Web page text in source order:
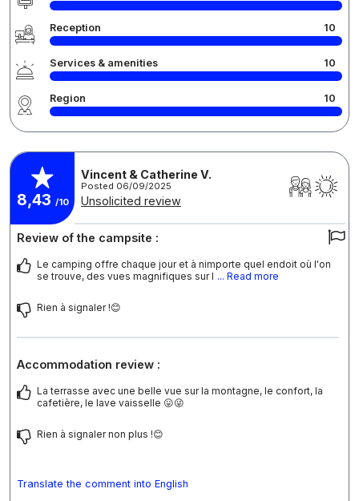
Reception 10
Services & amenities 10
Region 10
8,43 /10
Vincent & Catherine V.
Posted 06/09/2025
Unsolicited review
Review of the campsite :
Le camping offre chaque jour et à nimporte quel endoit où l'on
se trouve, des vues magnifiques sur l ... Read more
Rien à signaler !😊
Accommodation review :
La terrasse avec une belle vue sur la montagne, le confort, la
cafetière, le lave vaisselle 😛😜
Rien à signaler non plus !😊
Translate the comment into English